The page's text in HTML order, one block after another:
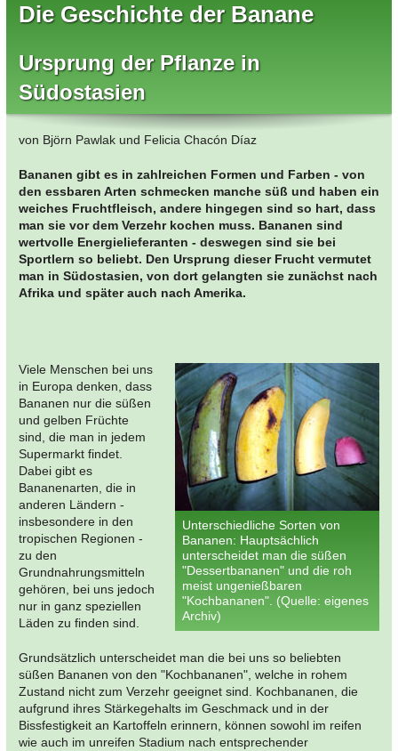
Die Geschichte der Banane
Ursprung der Pflanze in
Südostasien
von Björn Pawlak und Felicia Chacón Díaz
Bananen gibt es in zahlreichen Formen und Farben - von
den essbaren Arten schmecken manche süß und haben ein
weiches Fruchtfleisch, andere hingegen sind so hart, dass
man sie vor dem Verzehr kochen muss. Bananen sind
wertvolle Energielieferanten - deswegen sind sie bei
Sportlern so beliebt. Den Ursprung dieser Frucht vermutet
man in Südostasien, von dort gelangten sie zunächst nach
Afrika und später auch nach Amerika.
Unterschiedliche Sorten von
Bananen: Hauptsächlich
unterscheidet man die süßen
"Dessertbananen" und die roh
meist ungenießbaren
"Kochbananen". (Quelle: eigenes
Archiv)
Viele Menschen bei uns
in Europa denken, dass
Bananen nur die süßen
und gelben Früchte
sind, die man in jedem
Supermarkt findet.
Dabei gibt es
Bananenarten, die in
anderen Ländern -
insbesondere in den
tropischen Regionen -
zu den
Grundnahrungsmitteln
gehören, bei uns jedoch
nur in ganz speziellen
Läden zu finden sind.
Grundsätzlich unterscheidet man die bei uns so beliebten
süßen Bananen von den "Kochbananen", welche in rohem
Zustand nicht zum Verzehr geeignet sind. Kochbananen, die
aufgrund ihres Stärkegehalts im Geschmack und in der
Bissfestigkeit an Kartoffeln erinnern, können sowohl im reifen
wie auch im unreifen Stadium nach entsprechender